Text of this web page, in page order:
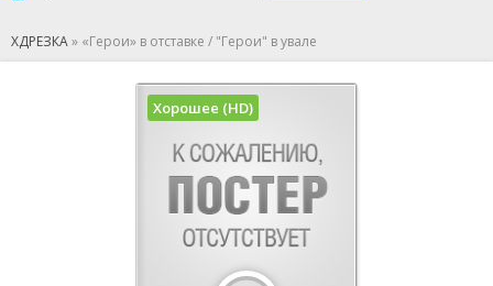
ХДРЕЗКА» «Герои» в отставке / "Герои" в увале
Хорошее (HD)